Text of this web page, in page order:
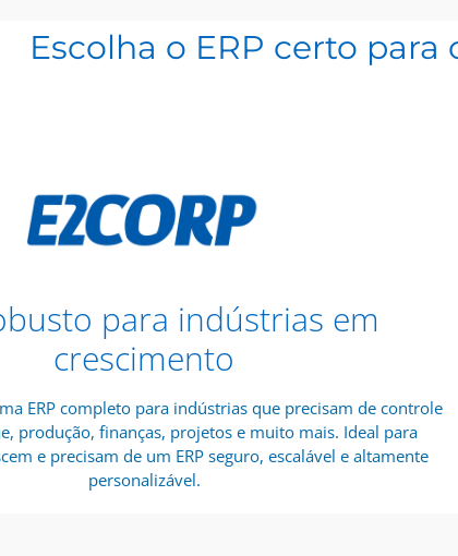
Escolha o ERP certo
para indústrias em
crescimento
ERP completo para indústrias que precisam de controle
produção, finanças, projetos e muito mais. Ideal para
e precisam de um ERP seguro, escalável e altamente
personalizável.